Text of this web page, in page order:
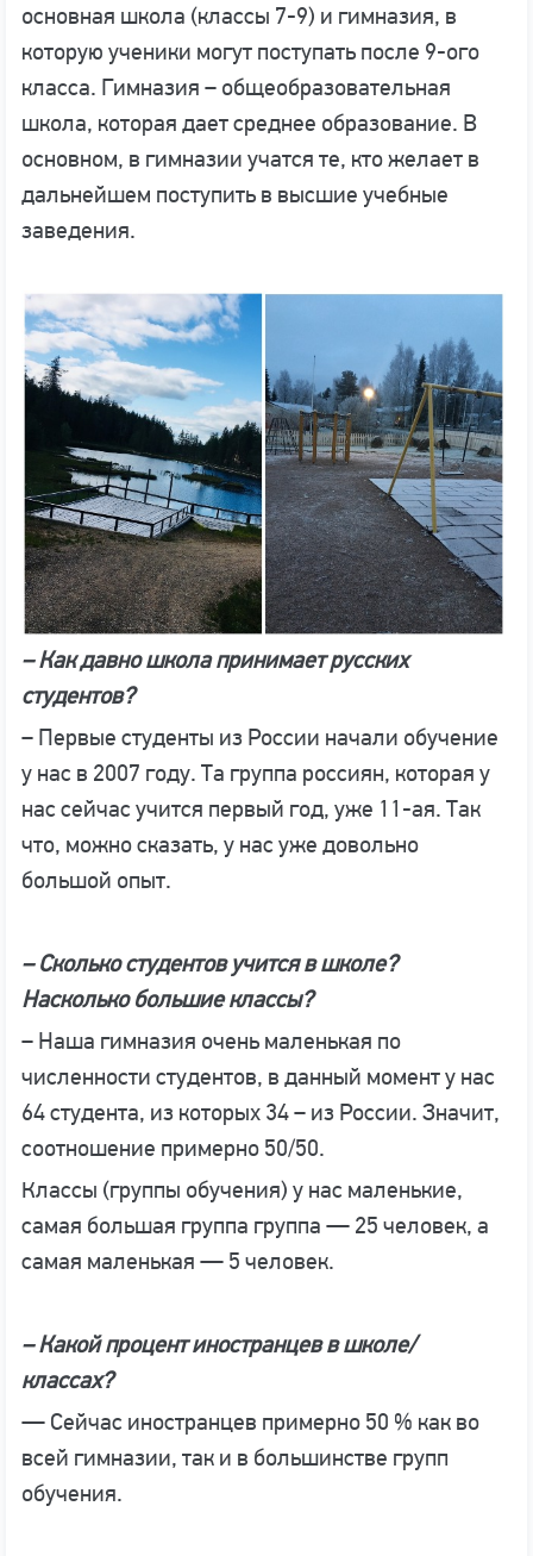
основная школа (классы 7-9) и гимназия, в
которую ученики могут поступать после 9-ого
класса. Гимназия – общеобразовательная
школа, которая дает среднее образование. В
основном, в гимназии учатся те, кто желает в
дальнейшем поступить в высшие учебные
заведения.
– Как давно школа принимает русских
студентов?
– Первые студенты из России начали обучение
у нас в 2007 году. Та группа россиян, которая у
нас сейчас учится первый год, уже 11-ая. Так
что, можно сказать, у нас уже довольно
большой опыт.
– Сколько студентов учится в школе?
Насколько большие классы?
– Наша гимназия очень маленькая по
численности студентов, в данный момент у нас
64 cтудента, из которых 34 – из России. Значит,
соотношение примерно 50/50.
Классы (группы обучения) у нас маленькие,
самая большая группа группа — 25 человек, а
самая маленькая — 5 человек.
– Какой процент иностранцев в школе/
классах?
— Сейчас иностранцев примерно 50 % как во
всей гимназии, так и в большинстве групп
обучения.